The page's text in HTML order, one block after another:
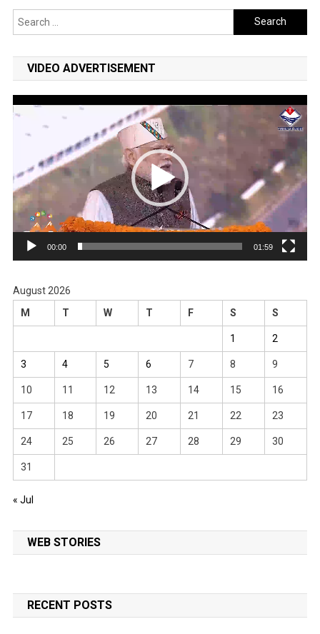
Search
for:
VIDEO ADVERTISEMENT
Video
00:00 01:59
August 2026
M
T W T F S S
1 2
3 4 5 6 7 8 9
10 11 12 13 14 15 16
17 18 19 20 21 22 23
24 25 26 27 28 29 30
31
« Jul
WEB STORIES
RECENT POSTS